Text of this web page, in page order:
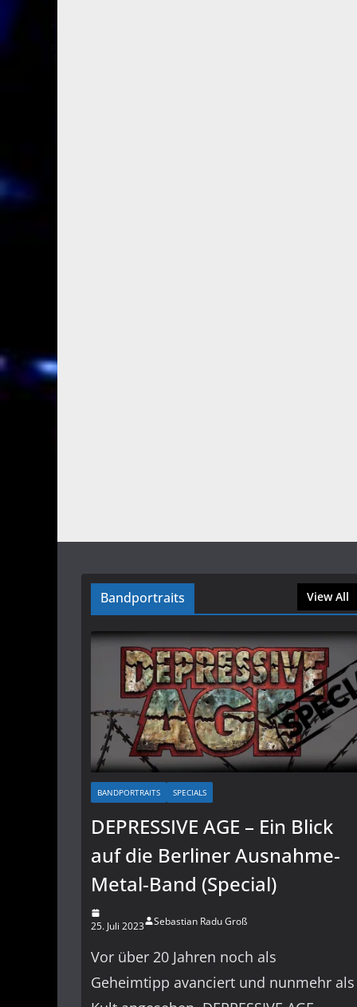
Bandportraits View All
BANDPORTRAITS SPECIALS
DEPRESSIVE AGE – Ein Blick
auf die Berliner Ausnahme-
Metal-Band (Special)
25. Juli 2023 Sebastian Radu Groß
Vor über 20 Jahren noch als
Geheimtipp avanciert und nunmehr als